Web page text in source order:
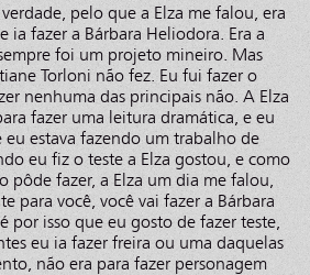
pelo que a Elza me falou, era
ia fazer a Bárbara Heliodora. Era a
foi um projeto mineiro. Mas
Torloni não fez. Eu fui fazer o
nenhuma das principais não. A Elza
fazer uma leitura dramática, e eu
estava fazendo um trabalho de
eu fiz o teste a Elza gostou, e como
pôde fazer, a Elza um dia me falou,
para você, você vai fazer a Bárbara
por isso que eu gosto de fazer teste,
eu ia fazer freira ou uma daquelas
não era para fazer personagem